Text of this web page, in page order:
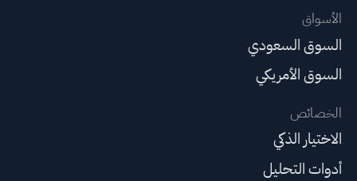
الأسواق
السوق السعودي
السوق الأمريكي
الخصائص
الاختيار الذكي
أدوات التحليل